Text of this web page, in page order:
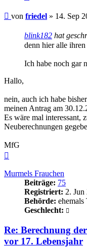
Beitrag
von friedel » 14. Sep
blink182 hat
denn hier alle
Ich habe noch gar
Hallo,
nein, auch ich habe
meinen Antrag am
Es wäre mal interessant,
Neuberechnungen
MfG
Murmels Frauchen
Beiträge: 75
Registriert: 2. Jun
Behörde: ehemals
Geschlecht:
Re: Berechnung
vor 17. Lebensjahr